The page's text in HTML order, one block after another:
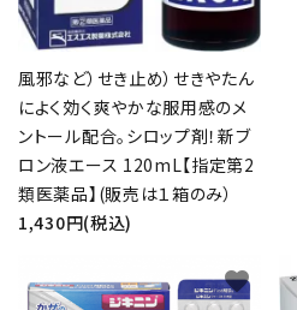
風邪など）せき止め）せきやたん
によく効く爽やかな服用感のメ
ントール配合。シロップ剤！新ブ
ロン液エース 120mL【指定第2
類医薬品】(販売は１箱のみ）
1,430円(税込)
favorite